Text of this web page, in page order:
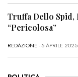
Truffa Dello Spid,
“Pericolosa”
REDAZIONE- 5 APRILE 2025